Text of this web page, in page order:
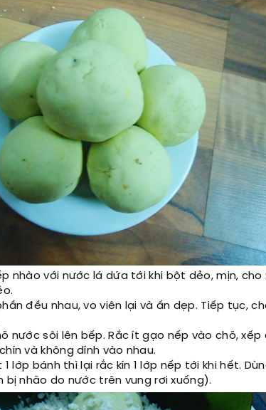
nhào với nước lá dứa tới khi bột dẻo, mịn,
đều nhau, vo viên lại và ấn dẹp. Tiếp tục,
nước sôi lên bếp. Rắc ít gạo nếp vào chõ,
và không dính vào nhau.
1 lớp bánh thì lại rắc kín 1 lớp nếp tới khi hết.
bị nhão do nước trên vung rơi xuống).